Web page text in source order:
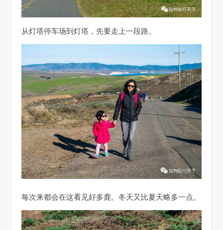
从灯塔停车场到灯塔，先要走上一段路。
每次来都会在这看见好多鹿。冬天又比夏天略多一点。